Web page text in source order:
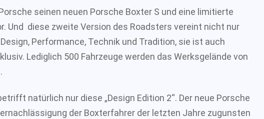
seinen neuen Porsche Boxter S und eine limitierte
Und diese zweite Version des Roadsters vereint nicht nur
Performance, Technik und Tradition, sie ist auch
Lediglich 500 Fahrzeuge werden das Werksgelände von
natürlich nur diese „Design Edition 2“. Der neue Porsche
der Boxterfahrer der letzten Jahre zugunsten